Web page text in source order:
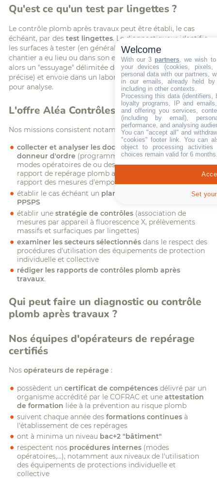
Qu'est ce qu'un test par lingettes ?
Le contrôle plomb après travaux peut être établi, le cas
échéant, par des test lingettes. Le diagnostiqueur identifie
les surfaces à tester (en général dans les zones où le
chantier a eu lieu ou dans son environnement). Il réalise
alors un "essuyage" délimitée de la surface (méthodologie
précise) et envoie dans un laboratoire accrédité la lingette
pour analyse.
L'offre Aléa Contrôles
Nos missions consistent notamment à :
collecter et analyser les documents fournis par le
donneur d'ordre (programme des travaux, plans,
modes opératoires de ou des entreprises intervenantes,
rapport de repérage plomb avant travaux, dernier
rapport des mesures d'empoussièrement dans l'air,...)
établir le cas échéant un plan de prévention ou un
PPSPS
établir unestratégie de contrôles (association de
mesures par appareil à fluorescence X, prélèvements
massifs et surfaciques par lingettes)
examiner les secteurs sélectionnés dans le respect des
procédures d'utilisation des équipements de protection
individuelle et collective
rédiger les rapports de contrôles plomb après
travaux.
Qui peut faire un diagnostic ou contrôle
plomb après travaux ?
Nos équipes d'opérateurs de repérage
certifiés
Nos opérateurs de repérage :
possèdent uncertificat de compétences délivré par un
organisme accrédité par le COFRAC et uneattestation
de formation liée à la prévention au risque plomb
suivent chaque année des formations continues à
l'établissement de ces repérages
ont à minima un niveau bac+2 "bâtiment"
respectent nos procédures internes (modes
opératoires,...), notamment aux niveaux de l'utilisation
des équipements de protections individuelle et
collective
Welcome
With our 3 partners , we wish
your devices (cookies,
personal data with our partners,
in our emails, already held
including in other contexts.
Processing this data (identifiers,
loyalty programs, IP and
and offering you services,
(including by email),
performance, and analysing
You can "accept all" and
"cookies" footer link . You can
object to processing
choices remain valid for 6
Set